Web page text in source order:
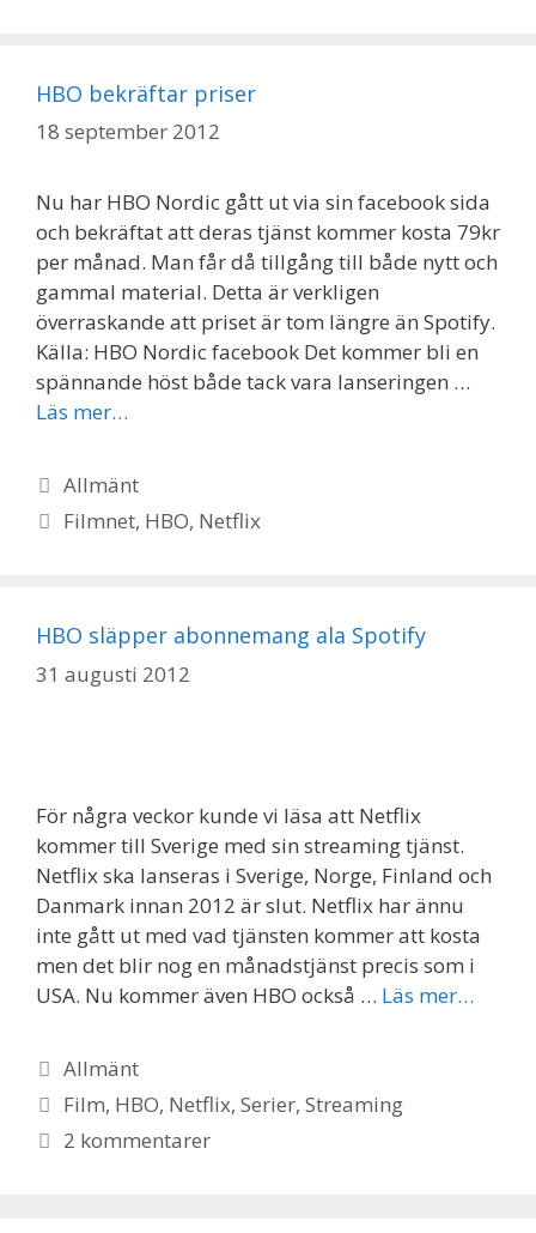
HBO bekräftar priser
18 september 2012
Nu har HBO Nordic gått ut via sin facebook sida
och bekräftat att deras tjänst kommer kosta 79kr
per månad. Man får då tillgång till både nytt och
gammal material. Detta är verkligen
överraskande att priset är tom längre än Spotify.
Källa: HBO Nordic facebook Det kommer bli en
spännande höst både tack vara lanseringen …
Läs mer…
Kategorier
Allmänt
Etiketter
Filmnet, HBO, Netflix
HBO släpper abonnemang ala Spotify
31 augusti 2012
För några veckor kunde vi läsa att Netflix
kommer till Sverige med sin streaming tjänst.
Netflix ska lanseras i Sverige, Norge, Finland och
Danmark innan 2012 är slut. Netflix har ännu
inte gått ut med vad tjänsten kommer att kosta
men det blir nog en månadstjänst precis som i
USA. Nu kommer även HBO också … Läs mer…
Kategorier
Allmänt
Etiketter
Film, HBO, Netflix,Serier,Streaming
2 kommentarer